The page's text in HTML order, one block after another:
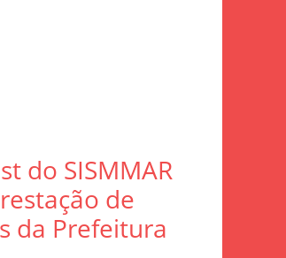
do SISMMAR
de
da Prefeitura